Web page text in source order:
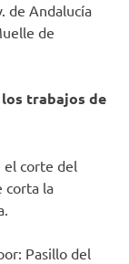
de Andalucía
de
los trabajos de
el corte del
corta la
Pasillo del